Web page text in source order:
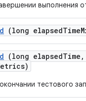
выполнения
(long elapsedTime
(long elapsedTime ,
тестового